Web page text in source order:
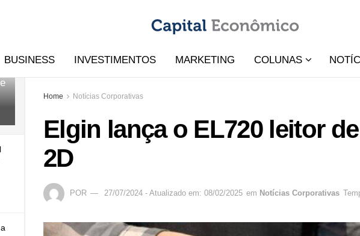
BUSINESS INVESTIMENTOS MARKETING COLUNAS
Home Notícias Corporativas
Elgin lança o EL720 leitor
2D
POR 27/07/2024 - Atualizado em: 08/02/2025 em Notícias Corporativas